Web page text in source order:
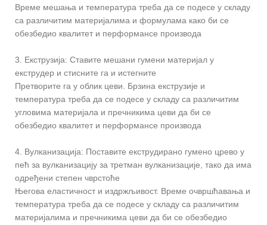
Време мешања и температура треба да се подесе у складу
са различитим материјалима и формулама како би се
обезбедио квалитет и перформансе производа
3. Екструзија: Ставите мешани гумени материјал у
екструдер и стисните га и истегните
Претворите га у облик цеви. Брзина екструзије и
температура треба да се подесе у складу са различитим
угловима материјала и пречникима цеви да би се
обезбедио квалитет и перформансе производа
4. Вулканизација: Поставите екструдирано гумено црево у
пећ за вулканизацију за третман вулканизације, тако да има
одређени степен чврстоће
Његова еластичност и издржљивост. Време очвршћавања и
температура треба да се подесе у складу са различитим
материјалима и пречникима цеви да би се обезбедио